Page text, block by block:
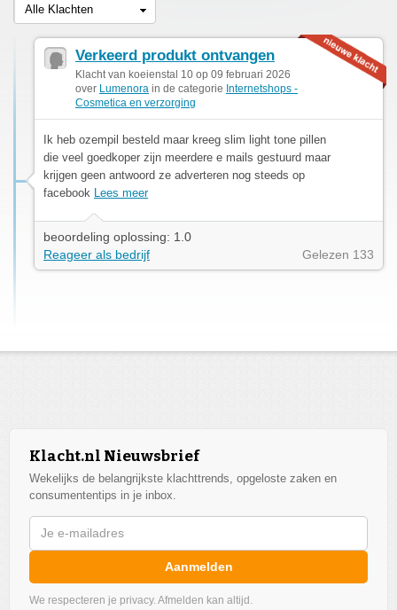
Alle Klachten
Verkeerd produkt ontvangen
Klacht van koeienstal 10 op 09 februari 2026
over Lumenora in de categorie Internetshops -
Cosmetica en verzorging
Ik heb ozempil besteld maar kreeg slim light tone pillen
die veel goedkoper zijn meerdere e mails gestuurd maar
krijgen geen antwoord ze adverteren nog steeds op
facebook Lees meer
beoordeling oplossing: 1.0
Reageer als bedrijf
Gelezen 133
Klacht.nl Nieuwsbrief
Wekelijks de belangrijkste klachttrends, opgeloste zaken en
consumententips in je inbox.
Aanmelden
We respecteren je privacy. Afmelden kan altijd.